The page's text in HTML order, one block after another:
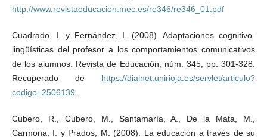
http://www.revistaeducacion.mec.es/re346/re346_01.pdf
Cuadrado, I. y Fernández, I. (2008). Adaptaciones cognitivo-
lingüísticas del profesor a los comportamientos comunicativos
de los alumnos. Revista de Educación, núm. 345, pp. 301-328.
Recuperado de https://dialnet.unirioja.es/servlet/articulo?
codigo=2506139
Cubero, R., Cubero, M., Santamaría, A., De la Mata, M.,
Carmona, I. y Prados, M. (2008). La educación a través de su